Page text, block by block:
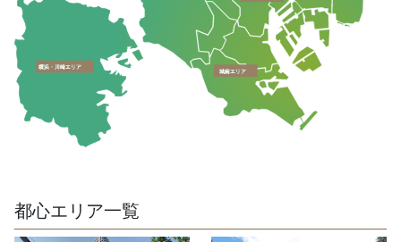
城南エリア
横浜・川崎エリア
都心エリア一覧